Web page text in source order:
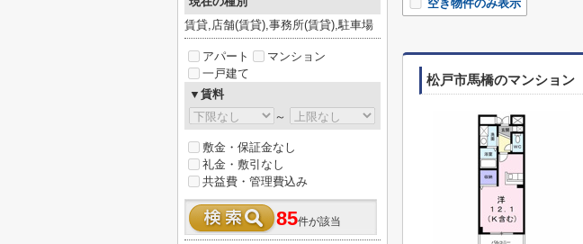
空き物件のみ表示
松戸市馬橋のマンション
賃貸,店舗(賃貸),事務所(賃貸),駐車場
アパート
マンション
一戸建て
▼賃料
～
敷金・保証金なし
礼金・敷引なし
共益費・管理費込み
85件が該当